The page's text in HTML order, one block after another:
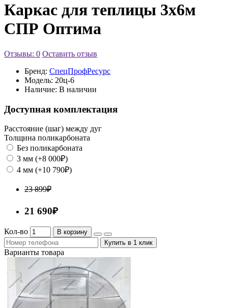
Каркас для теплицы 3х6м
СПР Оптима
Отзывы: 0 Оставить отзыв
Бренд: СпецПрофРесурс
Модель: 20ц-6
Наличие: В наличии
Доступная комплектация
Расстояние (шаг) между дуг
Толщина поликарбоната
Без поликарбоната
3 мм (+8 000₽)
4 мм (+10 790₽)
23 899₽
21 690₽
Кол-во
В корзину
Купить в 1 клик
Варианты товара